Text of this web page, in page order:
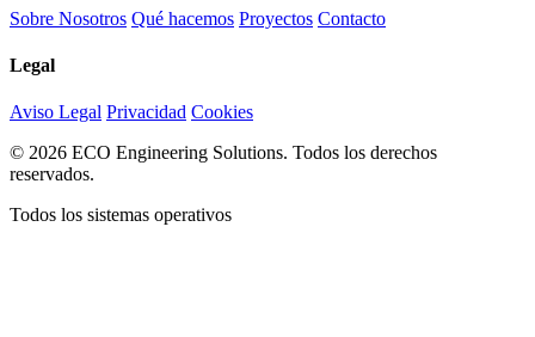
Sobre Nosotros Qué hacemos Proyectos Contacto
Legal
Aviso Legal Privacidad Cookies
© 2026 ECO Engineering Solutions. Todos los derechos
reservados.
Todos los sistemas operativos